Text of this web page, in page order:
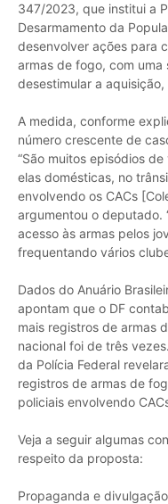
347/2023, que institui a
Desarmamento da
desenvolver ações para
armas de fogo, com uma
desestimular a
A medida, conforme
número crescente de
“São muitos episódios
elas domésticas, no
envolvendo os CACs
argumentou o deputado.
acesso às armas pelos
frequentando vários
Dados do Anuário
apontam que o DF
mais registros de armas
nacional foi de três
da Polícia Federal
registros de armas de
policiais envolvendo
Veja a seguir algumas
respeito da proposta:
Propaganda e divulgação